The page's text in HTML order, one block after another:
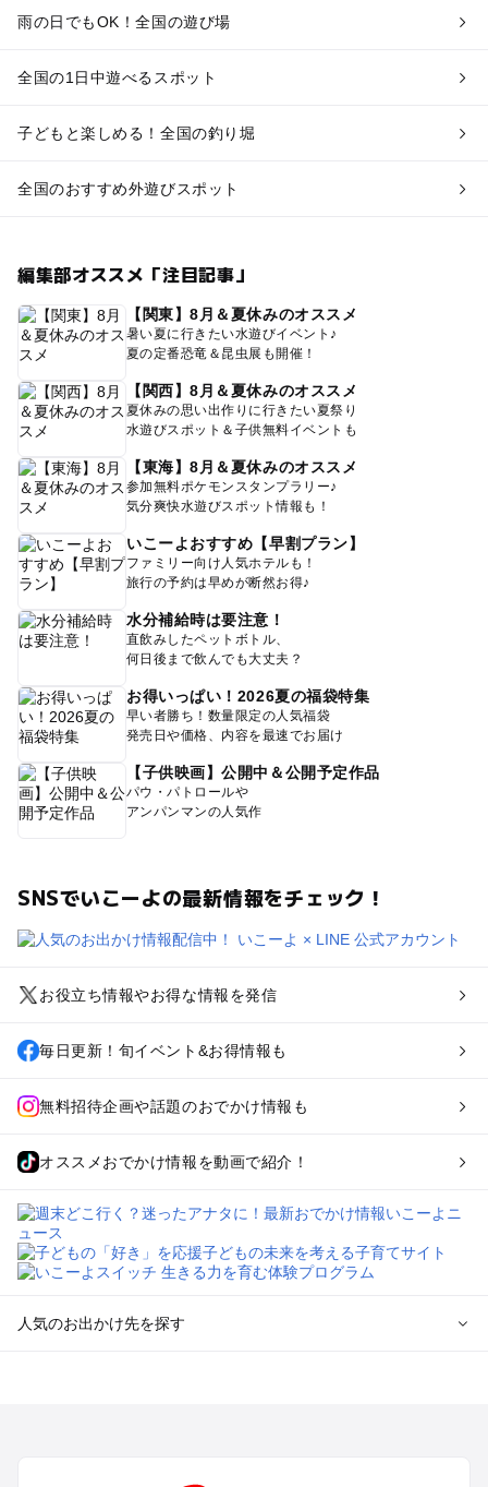
雨の日でもOK！全国の遊び場
全国の1日中遊べるスポット
子どもと楽しめる！全国の釣り堀
全国のおすすめ外遊びスポット
編集部オススメ「注目記事」
【関東】8月＆夏休みのオススメ
暑い夏に行きたい水遊びイベント♪
夏の定番恐竜＆昆虫展も開催！
【関西】8月＆夏休みのオススメ
夏休みの思い出作りに行きたい夏祭り
水遊びスポット＆子供無料イベントも
【東海】8月＆夏休みのオススメ
参加無料ポケモンスタンプラリー♪
気分爽快水遊びスポット情報も！
いこーよおすすめ【早割プラン】
ファミリー向け人気ホテルも！
旅行の予約は早めが断然お得♪
水分補給時は要注意！
直飲みしたペットボトル、
何日後まで飲んでも大丈夫？
お得いっぱい！2026夏の福袋特集
早い者勝ち！数量限定の人気福袋
発売日や価格、内容を最速でお届け
【子供映画】公開中＆公開予定作品
パウ・パトロールや
アンパンマンの人気作
SNSでいこーよの最新情報をチェック！
お役立ち情報やお得な情報を発信
毎日更新！旬イベント&お得情報も
無料招待企画や話題のおでかけ情報も
オススメおでかけ情報を動画で紹介！
人気のお出かけ先を探す